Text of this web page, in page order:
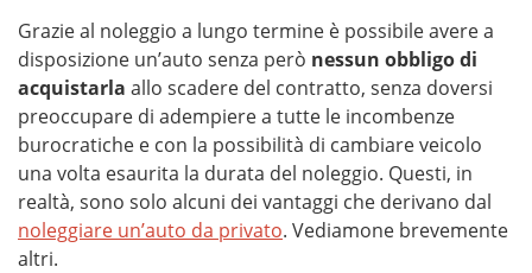
Grazie al noleggio a lungo termine è possibile avere a
disposizione un’auto senza però nessun obbligo di
acquistarla allo scadere del contratto, senza doversi
preoccupare di adempiere a tutte le incombenze
burocratiche e con la possibilità di cambiare veicolo
una volta esaurita la durata del noleggio. Questi, in
realtà, sono solo alcuni dei vantaggi che derivano dal
noleggiare un’auto da privato. Vediamone brevemente
altri.